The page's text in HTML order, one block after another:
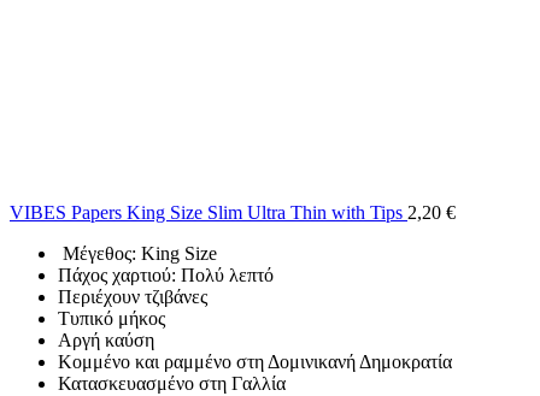
VIBES Papers King Size Slim Ultra Thin with Tips 2,20 €
Μέγεθος: King Size
Πάχος χαρτιού: Πολύ λεπτό
Περιέχουν τζιβάνες
Τυπικό μήκος
Αργή καύση
Κομμένο και ραμμένο στη Δομινικανή Δημοκρατία
Κατασκευασμένο στη Γαλλία